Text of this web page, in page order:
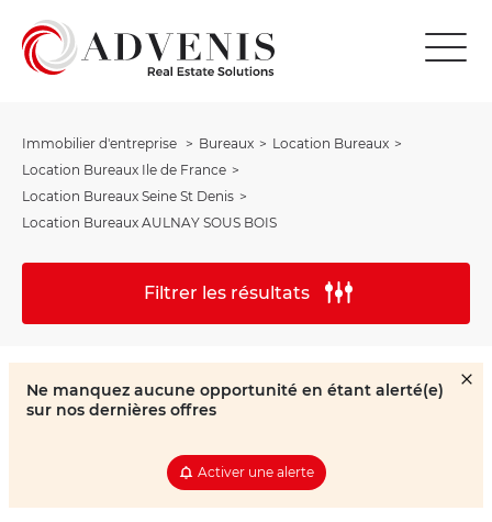
Immobilier d'entreprise Bureaux
Location Bureaux
Location Bureaux Ile de France
Location Bureaux Seine St Denis
Location Bureaux AULNAY SOUS BOIS
Filtrer les résultats
Ne manquez aucune opportunité en étant alerté(e)
sur nos dernières offres
Activer une alerte